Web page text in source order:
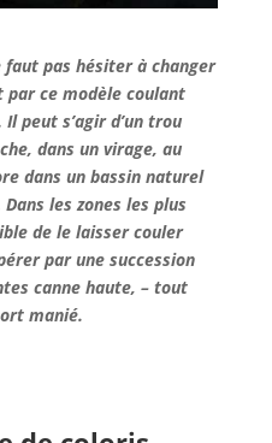
pas hésiter à changer
par ce modèle coulant
peut s’agir d’un trou
dans un virage, au
dans un bassin naturel
les zones les plus
de le laisser couler
par une succession
canne haute, – tout
manié.